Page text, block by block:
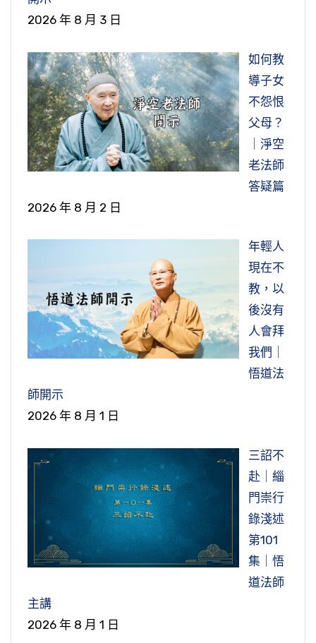
2026 年 8 月 3 日
如何教
導子女
不怨恨
父母？
｜淨空
老法師
答疑篇
2026 年 8 月 2 日
年輕人
現在不
教，以
後沒有
人會拜
我們｜
悟道法
師開示
2026 年 8 月 1 日
三詔不
赴｜緇
門崇行
錄淺述
第101
集｜悟
道法師
主講
2026 年 8 月 1 日